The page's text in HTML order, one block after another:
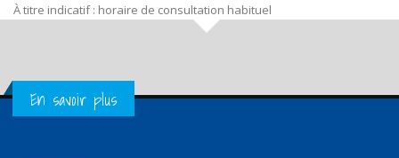
À titre indicatif : horaire de consultation habituel
Get in Touch
En savoir plus